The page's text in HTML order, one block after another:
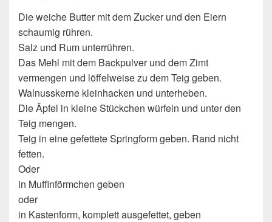
Die weiche Butter mit dem Zucker und den Eiern
schaumig rühren.
Salz und Rum unterrühren.
Das Mehl mit dem Backpulver und dem Zimt
vermengen und löffelweise zu dem Teig geben.
Walnusskerne kleinhacken und unterheben.
Die Äpfel in kleine Stückchen würfeln und unter den
Teig mengen.
Teig in eine gefettete Springform geben. Rand nicht
fetten.
Oder
in Muffinförmchen geben
oder
in Kastenform, komplett ausgefettet, geben